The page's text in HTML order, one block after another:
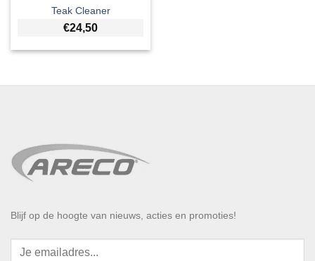
Teak Cleaner
€24,50
Blijf op de hoogte van nieuws, acties en promoties!